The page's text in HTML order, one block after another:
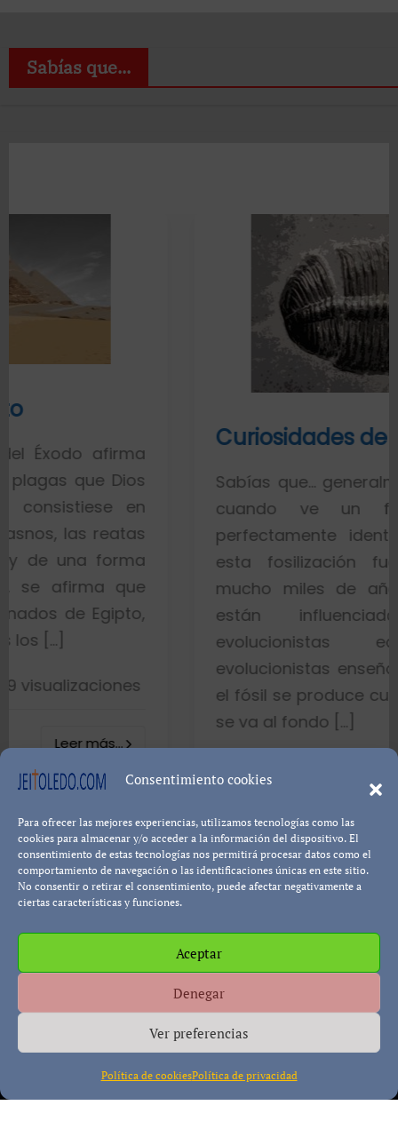
Consentimiento cookies
Para ofrecer las mejores experiencias, utilizamos tecnologías como las
cookies para almacenar y/o acceder a la información del dispositivo. El
consentimiento de estas tecnologías nos permitirá procesar datos como el
comportamiento de navegación o las identificaciones únicas en este sitio.
No consentir o retirar el consentimiento, puede afectar negativamente a
ciertas características y funciones.
Aceptar
Denegar
Ver preferencias
Política de cookiesPolítica de privacidad
Sabías que...
en
Curiosidades de los fósiles
Sabías que… generalmente toda la
cuando ve un fósil de
perfectamente identificado
esta fosilización fue un
mucho miles de años. Esto es
están influenciados por
evolucionistas
evolucionistas enseñan con
el fósil se produce cuando el pez
se va al fondo […]
Pablo Blanco Leer
Responsabilidad
Copyright © All rights reserved|Paper News